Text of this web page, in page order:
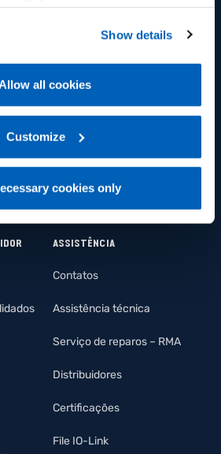
Gefran - Cookie
of personal data, at the following
Policy.
Show details
all cookies
Customize
cookies only
Cadeia de suprimentos
ASSISTÊNCIA
Contatos
Assistência técnica
Serviço de reparos – RMA
Distribuidores
Certificações
File IO-Link